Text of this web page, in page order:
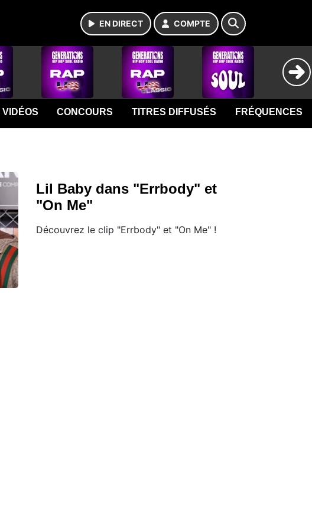
EN DIRECT COMPTE
VIDÉOS CONCOURS TITRES DIFFUSÉS FRÉQUENCES
Lil Baby dans "Errbody" et
"On Me"
Découvrez le clip "Errbody" et "On Me" !